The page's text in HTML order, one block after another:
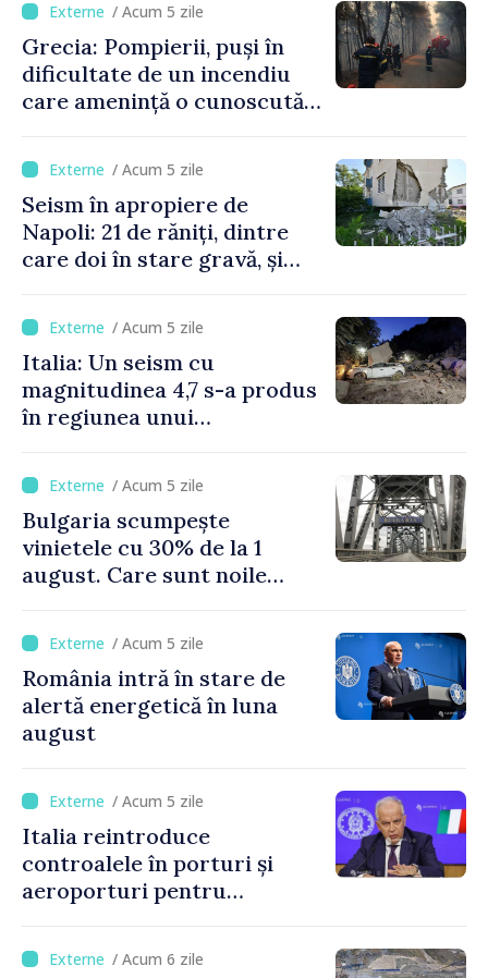
/ Acum 5 zile
Grecia: Pompierii, puși în
dificultate de un incendiu
care amenință o cunoscută
/ Acum 5 zile
Seism în apropiere de
Napoli: 21 de răniți, dintre
care doi în stare gravă, și
/ Acum 5 zile
Italia: Un seism cu
magnitudinea 4,7 s-a produs
în regiunea unui
de Napoli
/ Acum 5 zile
Bulgaria scumpește
vinietele cu 30% de la 1
august. Care sunt noile
/ Acum 5 zile
România intră în stare de
alertă energetică în luna
august
/ Acum 5 zile
Italia reintroduce
controalele în porturi și
aeroporturi pentru
crizei migranților din Ceuta
/ Acum 6 zile